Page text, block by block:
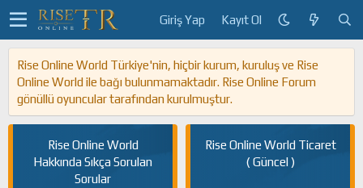
Giriş Yap Kayıt Ol
Rise Online World Türkiye'nin, hiçbir kurum, kuruluş ve Rise
Online World ile bağı bulunmamaktadır. Rise Online Forum
gönüllü oyuncular tarafından kurulmuştur.
Rise Online World
Hakkında Sıkça Sorulan
Sorular
Rise Online World Ticaret
( Güncel )